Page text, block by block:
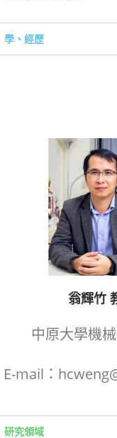
學、經歷
翁輝竹
中原大學機
E-mail：
研究領域